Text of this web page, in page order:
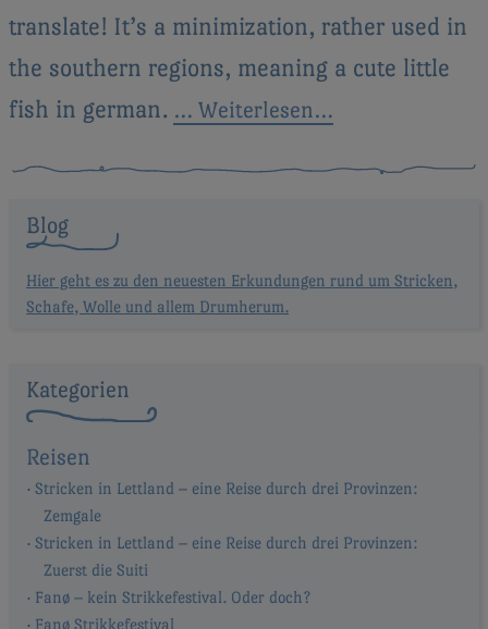
translate! It’s a minimization, rather used in
the southern regions, meaning a cute little
fish in german. … Weiterlesen…
Blog
Hier geht es zu den neuesten Erkundungen rund um Stricken,
Schafe, Wolle und allem Drumherum.
Kategorien
Reisen
Stricken in Lettland – eine Reise durch drei Provinzen:
Zemgale
Stricken in Lettland – eine Reise durch drei Provinzen:
Zuerst die Suiti
Fanø – kein Strikkefestival. Oder doch?
Fanø Strikkefestival